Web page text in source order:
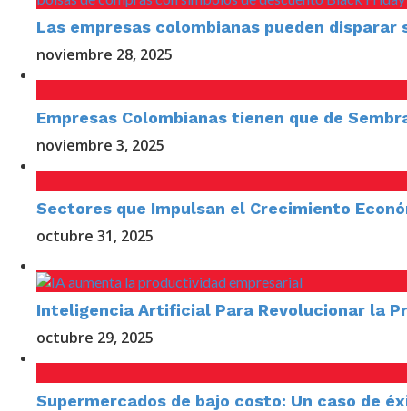
Las empresas colombianas pueden
noviembre 28, 2025
Empresas Colombianas tienen que de
noviembre 3, 2025
Sectores que Impulsan el Crecimiento
octubre 31, 2025
Inteligencia Artificial Para Revolucionar la
octubre 29, 2025
Supermercados de bajo costo: Un caso de